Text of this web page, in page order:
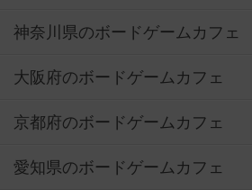
神奈川県のボードゲームカフェ
大阪府のボードゲームカフェ
京都府のボードゲームカフェ
愛知県のボードゲームカフェ